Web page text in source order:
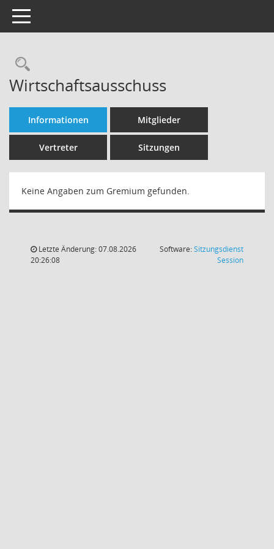
Toggle navigation
Rechercheauswahl
Wirtschaftsausschuss
Informationen Mitglieder
Vertreter Sitzungen
Keine Angaben zum Gremium gefunden.
Letzte Änderung: 07.08.2026
20:26:08
Software:Sitzungsdienst
Session(Wird in